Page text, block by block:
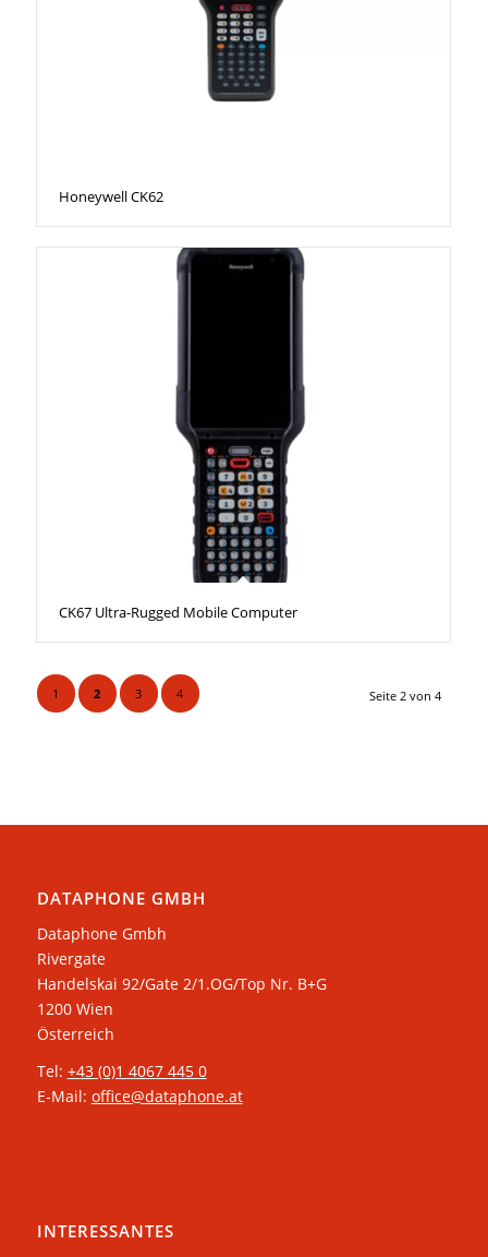
Honeywell CK62
CK67 Ultra-Rugged Mobile Computer
Seite 2 von 4
1 2 3 4
DATAPHONE GMBH
Dataphone Gmbh
Rivergate
​Handelskai 92/Gate 2/1.OG/Top Nr. B+G
1200 Wien
Österreich
Tel: +43 (0)1 4067 445 0
E-Mail: office@dataphone.at
INTERESSANTES